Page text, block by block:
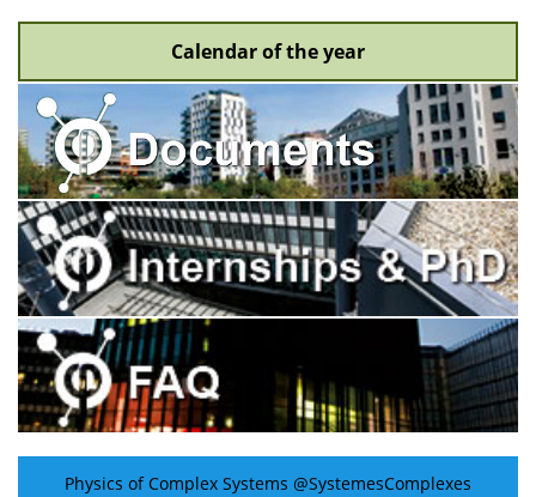
Calendar of the year
Physics of Complex Systems @SystemesComplexes